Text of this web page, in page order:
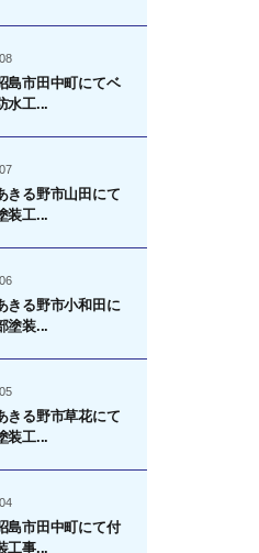
島市田中町にてベ
水工...
きる野市山田にて
装工...
きる野市小和田に
塗装...
きる野市草花にて
装工...
島市田中町にて付
工事...